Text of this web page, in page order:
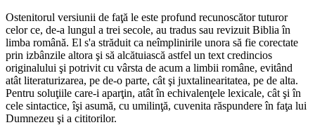
Ostenitorul versiunii de faţă le este profund recunoscător tuturor
celor ce, de-a lungul a trei secole, au tradus sau revizuit Biblia în
limba română. El s'a străduit ca neîmplinirile unora să fie corectate
prin izbânzile altora şi să alcătuiască astfel un text credincios
originalului şi potrivit cu vârsta de acum a limbii române, evitând
atât literaturizarea, pe de-o parte, cât şi juxtalinearitatea, pe de alta.
Pentru soluţiile care-i aparţin, atât în echivalenţele lexicale, cât şi în
cele sintactice, îşi asumă, cu umilinţă, cuvenita răspundere în faţa lui
Dumnezeu şi a cititorilor.